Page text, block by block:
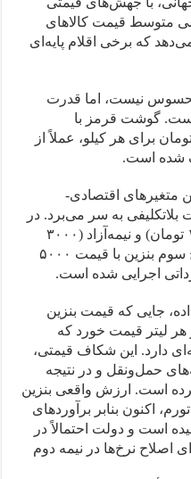
متوسط قیمت کالاهای
که برخی اقلام پایه‌ای
نیست، اما قدرت
گوشت قرمز با
تا ۲,۲ میلیون تومان برای هر کیلو، عملاً از
شده است.
متغیرهای اقتصادی-
۱۴۰۵ در وضعیت بلاتکلیفی به سر می‌برد. در
حالی که نرخ‌های سهمیه‌ای (۱۵۰۰ تومان) و نیمه‌آزاد (۳۰۰۰
تومان) همچنان حفظ شده‌اند، نرخ سوم بنزین با قیمت ۵۰۰۰
اجرایی شده است.
جایی که قیمت بنزین
۷۲,۸۰۰ تومان در هر لیتر قیمت خورد که
سهمیه‌ای دارد. این شکاف قیمتی،
حمل‌ونقل و در نتیجه
کرده است. ارزش واقعی بنزین
با احتساب تورم، اکنون بنابر برآوردهای
تومان رسیده است و دولت احتمالاً در
اصلاح نرخ‌ها در نیمه دوم